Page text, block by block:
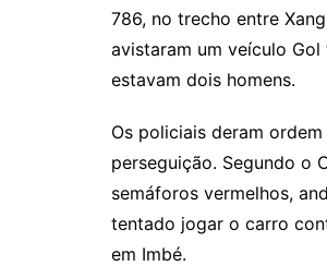
786, no trecho entre
avistaram um veículo
estavam dois homens.
Os policiais deram
perseguição. Segundo o
semáforos vermelhos,
tentado jogar o carro
em Imbé.